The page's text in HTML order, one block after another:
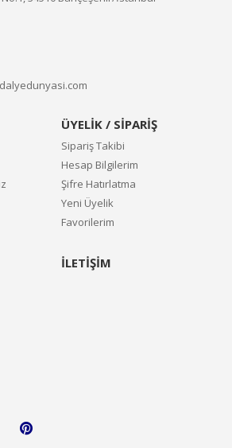
ÜYELİK / SİPARİŞ
Sipariş Takibi
Hesap Bilgilerim
Şifre Hatırlatma
Yeni Üyelik
Favorilerim
İLETİŞİM